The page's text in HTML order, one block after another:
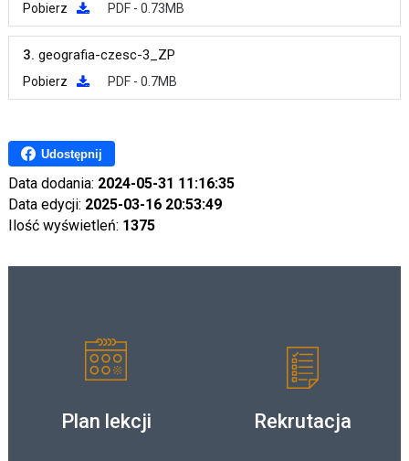
Pobierz PDF - 0.73MB
3. geografia-czesc-3_ZP
Pobierz PDF - 0.7MB
Udostępnij
Data dodania: 2024-05-31 11:16:35
Data edycji: 2025-03-16 20:53:49
Ilość wyświetleń: 1375
Plan lekcji Rekrutacja